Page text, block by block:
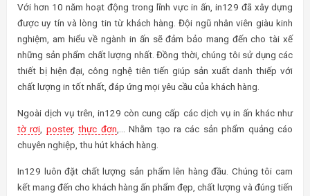
Với hơn 10 năm hoạt động trong lĩnh vực in ấn, in129 đã xây dựng
được uy tín và lòng tin từ khách hàng. Đội ngũ nhân viên giàu kinh
nghiệm, am hiểu về ngành in ấn sẽ đảm bảo mang đến cho tài xế
những sản phẩm chất lượng nhất. Đồng thời, chúng tôi sử dụng các
thiết bị hiện đại, công nghệ tiên tiến giúp sản xuất danh thiếp với
chất lượng in tốt nhất, đáp ứng mọi yêu cầu của khách hàng.
Ngoài dịch vụ trên, in129 còn cung cấp các dịch vụ in ấn khác như
tờ rơi poster,thực đơn ,… Nhằm tạo ra các sản phẩm quảng cáo
chuyên nghiệp, thu hút khách hàng.
In129 luôn đặt chất lượng sản phẩm lên hàng đầu. Chúng tôi cam
kết mang đến cho khách hàng ấn phẩm đẹp, chất lượng và đúng tiến